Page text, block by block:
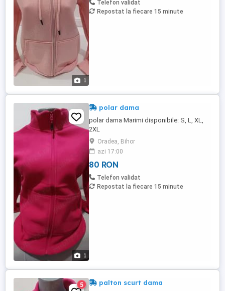
1
Telefon validat
Repostat la fiecare 15 minute
1
polar dama
polar dama Marimi disponibile: S, L, XL,
2XL
Oradea, Bihor
azi 17:00
80 RON
Telefon validat
Repostat la fiecare 15 minute
5 palton scurt dama